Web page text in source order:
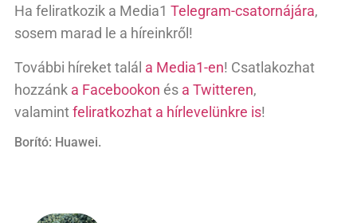
Ha feliratkozik a Media1 Telegram-csatornájára,
sosem marad le a híreinkről!
További híreket talál a Media1-en! Csatlakozhat
hozzánk a Facebookon és a Twitteren,
valamintfeliratkozhat a hírlevelünkre is!
Borító: Huawei.